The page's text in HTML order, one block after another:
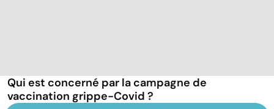
Qui est concerné par la campagne de
vaccination grippe-Covid ?